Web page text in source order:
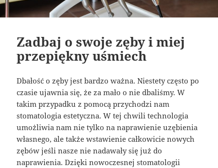
Zadbaj o swoje zęby i miej
przepiękny uśmiech
Dbałość o zęby jest bardzo ważna. Niestety często po
czasie ujawnia się, że za mało o nie dbaliśmy. W
takim przypadku z pomocą przychodzi nam
stomatologia estetyczna. W tej chwili technologia
umożliwia nam nie tylko na naprawienie uzębienia
własnego, ale także wstawienie całkowicie nowych
zębów jeśli nasze nie nadawały się już do
naprawienia. Dzięki nowoczesnej stomatologii